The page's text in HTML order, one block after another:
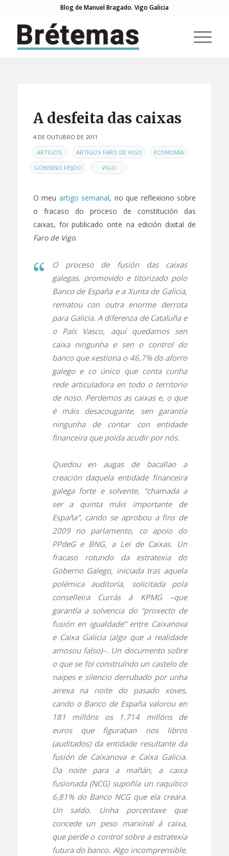
Blog de Manuel Bragado. Vigo Galicia
A desfeita das caixas
4 DE OUTUBRO DE 2011
EN ARTIGOS , ARTIGOS FARO DE VIGO , ECONOMÍA ,
GOBERNO FEIJOO , VIGO
O meu artigo semanal, no que reflexiono sobre
o fracaso do proceso de constitución das
caixas, foi publicado onte na edición dixital de
Faro de Vigo.
O proceso de fusión das caixas
galegas, promovido e titorizado polo
Banco de España e a Xunta de Galicia,
rematou con outra enorme derrota
para Galicia. A diferenza de Cataluña e
o País Vasco, aquí quedamos sen
caixa ningunha e sen o control do
banco que xestiona o 46,7% do aforro
galego e co único que conta cunha
rede articuladora en todo o territorio
de noso. Perdemos as caixas e, o que
é máis desacougante, sen garantía
ningunha de contar con entidade
financeira que poida acudir por nós.
Quedou en augas de bacallao a
creación daquela entidade financeira
galega forte e solvente, “chamada a
ser a quinta máis importante de
España”, cando se aprobou a fins de
2009 no parlamento, co apoio do
PPdeG e BNG, a Lei de Caixas. Un
fracaso rotundo da estratexia do
Goberno Galego, iniciada tras aquela
polémica auditoría, solicitada pola
conselleira Currás á KPMG –que
garantía a solvencia do “proxecto de
fusión en igualdade” entre Caixanova
e Caixa Galicia (algo que a realidade
amosou falso)–. Un documento sobre
o que se foi construíndo un castelo de
naipes e silencio derrubado por unha
airexa na noite do pasado xoves,
cando o Banco de España valorou en
181 millóns os 1.714 millóns de
euros que figuraban nos libros
(auditados) da entidade resultante da
fusión de Caixanova e Caixa Galicia.
Da noite para a mañán, a caixa
fusionada (NCG) supoñía un raquítico
6,81% do Banco NCG que ela creara.
Un saldo. Unha porcentaxe que
concede un peso marxinal á caixa,
que perde o control sobre a estratexia
futura do banco. Algo incomprensible,